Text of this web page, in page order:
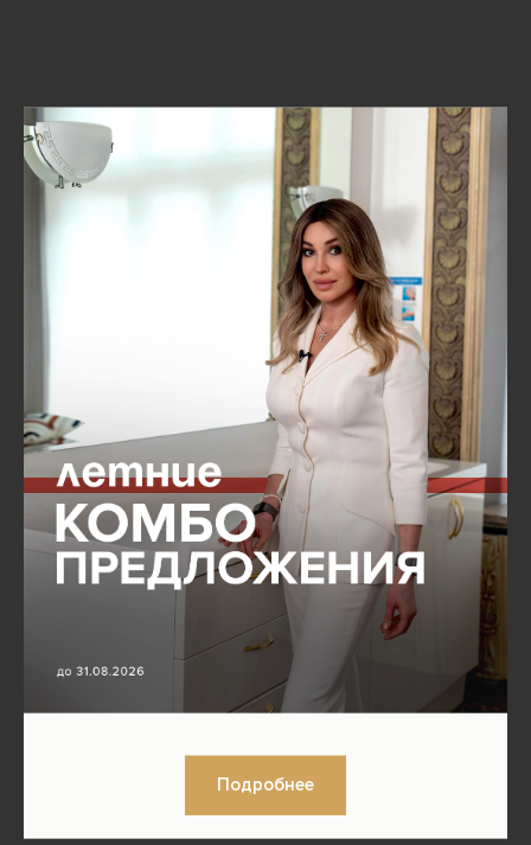
Подробнее